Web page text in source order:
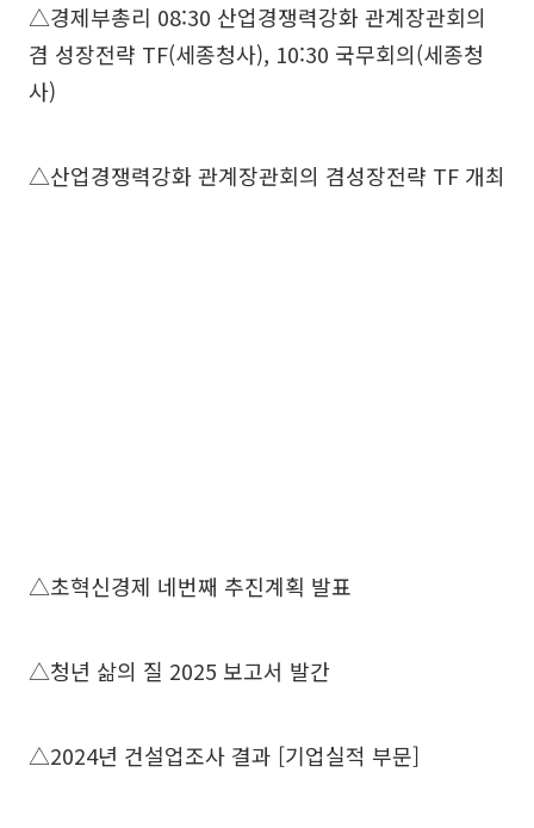
△경제부총리 08:30 산업경쟁력강화 관계장관회의
겸 성장전략 TF(세종청사), 10:30 국무회의(세종청
사)
△산업경쟁력강화 관계장관회의 겸성장전략 TF 개최
△초혁신경제 네번째 추진계획 발표
△청년 삶의 질 2025 보고서 발간
△2024년 건설업조사 결과 [기업실적 부문]